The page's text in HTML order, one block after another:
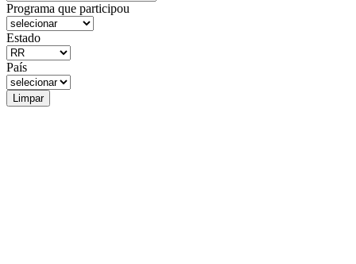
Programa que participou
Estado
País
Limpar